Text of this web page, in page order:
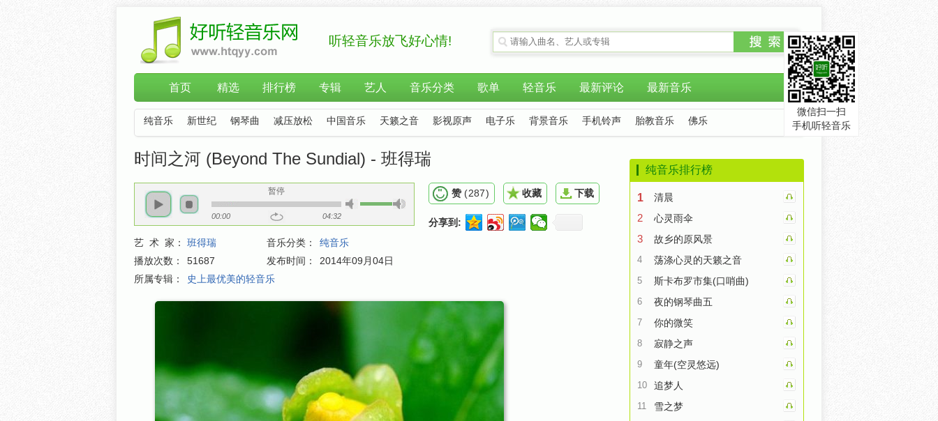
听轻音乐放飞好心情!
首页 精选 排行榜 专辑 艺人 音乐分类 歌单 轻音乐 最新评论 最新音乐
纯音乐 新世纪 钢琴曲 减压放松 中国音乐 天籁之音 影视原声 电子乐 背景音乐 手机铃声 胎教音乐 佛乐
时间之河 (Beyond The Sundial) - 班得瑞
暂停
00:00 04:32
艺 术 家： 班得瑞 音乐分类：
纯音乐
播放次数：
51687 发布时间：
2014年09月04日
所属专辑：
史上最优美的轻音乐
赞 (287) 收藏 下载
分享到:
纯音乐排行榜
1 清晨
2 心灵雨伞
3 故乡的原风景
4 荡涤心灵的天籁之音
5 斯卡布罗市集(口哨曲)
6 夜的钢琴曲五
7 你的微笑
8 寂静之声
9 童年(空灵悠远)
10 追梦人
11 雪之梦
微信扫一扫
手机听轻音乐